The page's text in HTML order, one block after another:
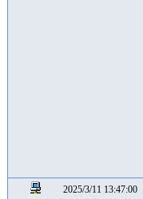
2025/3/11 13:47:00